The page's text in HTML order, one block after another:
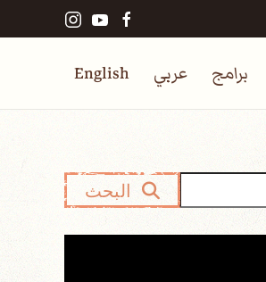
برامج عربي English
البحث